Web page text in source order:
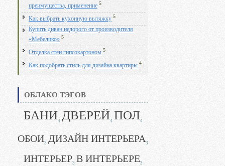
преимущества, применение 5
Как выбрать кухонную вытяжку 5
Купить диван недорого от производителя
«Мебелико» 5
Отделка стен гипсокартоном 5
Как подобрать стиль для дизайна квартиры 4
ОБЛАКО ТЭГОВ
БАНИ4 ДВЕРЕЙ4 ПОЛ4
ОБОИ3 ДИЗАЙН ИНТЕРЬЕРА3
ИНТЕРЬЕР3 В ИНТЕРЬЕРЕ3